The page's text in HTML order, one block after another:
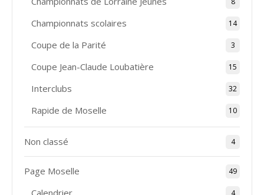
Championnats scolaires 14
Coupe de la Parité 3
Coupe Jean-Claude Loubatière 15
Interclubs 32
Rapide de Moselle 10
Non classé 4
Page Moselle 49
Calendrier 4